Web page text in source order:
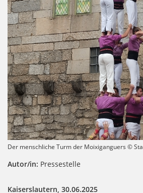
Der menschliche Turm der Moixiganguers ©
Autor/in: Pressestelle
Kaiserslautern, 30.06.2025